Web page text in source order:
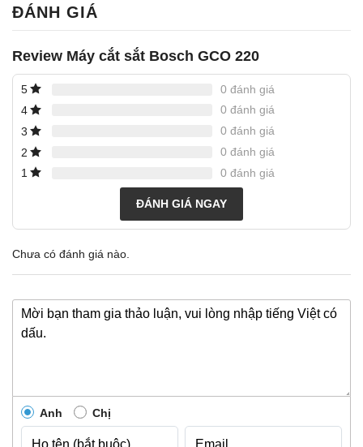
ĐÁNH GIÁ
Review Máy cắt sắt Bosch GCO 220
5
0 đánh giá
4
0 đánh giá
3
0 đánh giá
2
0 đánh giá
1
0 đánh giá
ĐÁNH GIÁ NGAY
Chưa có đánh giá nào.
Anh Chị